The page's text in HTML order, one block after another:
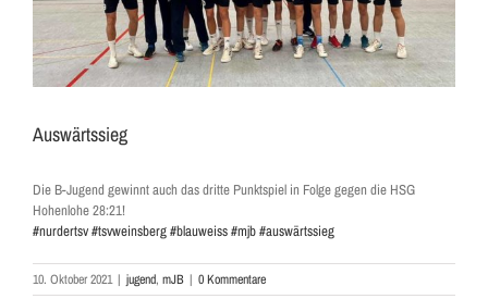
Auswärtssieg
Die B-Jugend gewinnt auch das dritte Punktspiel in Folge gegen die HSG
Hohenlohe 28:21!
#nurdertsv#tsvweinsberg#blauweiss#mjb#auswärtssieg
10. Oktober 2021 | jugend, mJB | 0 Kommentare